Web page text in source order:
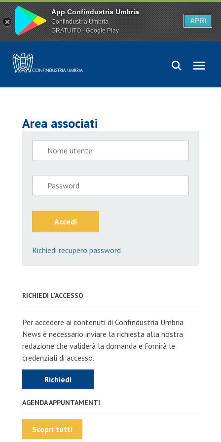
Area associati
Accedi
Richiedi recupero password
RICHIEDI L'ACCESSO
Per accedere ai contenuti di Confindustria Umbria
News è necessario inviare la richiesta alla nostra
redazione che validerà la domanda e fornirà le
credenziali di accesso.
Richiedi
AGENDA APPUNTAMENTI
Scopri tutti
App Confindustria Umbria
Confindustria Umbria
GRATUITO - Google Play
APRI